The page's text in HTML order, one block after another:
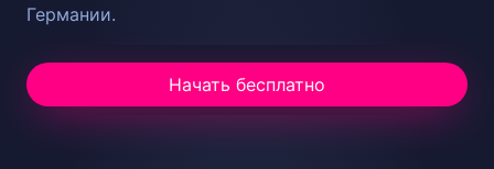
Германии.
Начать бесплатно